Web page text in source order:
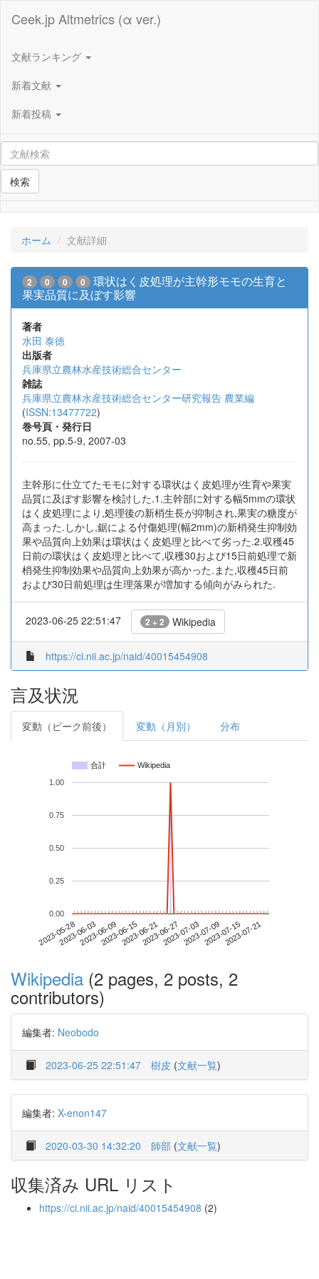
Ceek.jp Altmetrics (α ver.)
文献ランキング
新着文献
新着投稿
検索
ホーム 文献詳細
2 0 0 0
環状はく皮処理が主幹形モモの生育と
果実品質に及ぼす影響
著者
水田 泰徳
出版者
兵庫県立農林水産技術総合センター
雑誌
兵庫県立農林水産技術総合センター研究報告 農業編
(ISSN:13477722)
巻号頁・発行日
no.55, pp.5-9, 2007-03
主幹形に仕立てたモモに対する環状はく皮処理が生育や果実
品質に及ぼす影響を検討した.1.主幹部に対する幅5mmの環状
はく皮処理により,処理後の新梢生長が抑制され,果実の糖度が
高まった.しかし,鋸による付傷処理(幅2mm)の新梢発生抑制効
果や品質向上効果は環状はく皮処理と比べて劣った.2.収穫45
日前の環状はく皮処理と比べて,収穫30および15日前処理で新
梢発生抑制効果や品質向上効果が高かった.また,収穫45日前
および30日前処理は生理落果が増加する傾向がみられた.
2023-06-25 22:51:47 2 + 2 Wikipedia
https://ci.nii.ac.jp/naid/40015454908
言及状況
変動（ピーク前後） 変動（月別） 分布
合計 Wikipedia
2023-05-282023-06-032023-06-092023-06-152023-06-212023-06-272023-07-032023-07-092023-07-152023-07-21
0.00
0.25
0.50
0.75
1.00
Wikipedia (2 pages, 2 posts, 2
contributors)
編集者: Neobodo
2023-06-25 22:51:47 樹皮 (文献一覧)
編集者: X-enon147
2020-03-30 14:32:20 師部 (文献一覧)
収集済み URL リスト
https://ci.nii.ac.jp/naid/40015454908 (2)